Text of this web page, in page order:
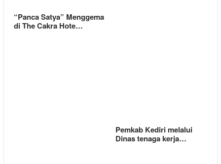
“Panca Satya” Menggema
di The Cakra Hote…
Pemkab Kediri melalui
Dinas tenaga kerja…